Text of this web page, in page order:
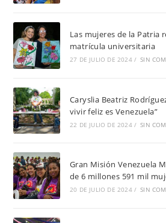
Las mujeres de la Patria
matrícula universitaria
27 DE JULIO DE 2024 / SIN
Caryslia Beatriz
vivir feliz es Venezuela”
22 DE JULIO DE 2024 / SIN
Gran Misión Venezuela
de 6 millones 591 mil
20 DE JULIO DE 2024 / SIN